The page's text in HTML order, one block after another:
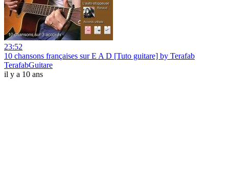
23:52
10 chansons françaises sur E A D [Tuto guitare] by Terafab
TerafabGuitare
il y a 10 ans